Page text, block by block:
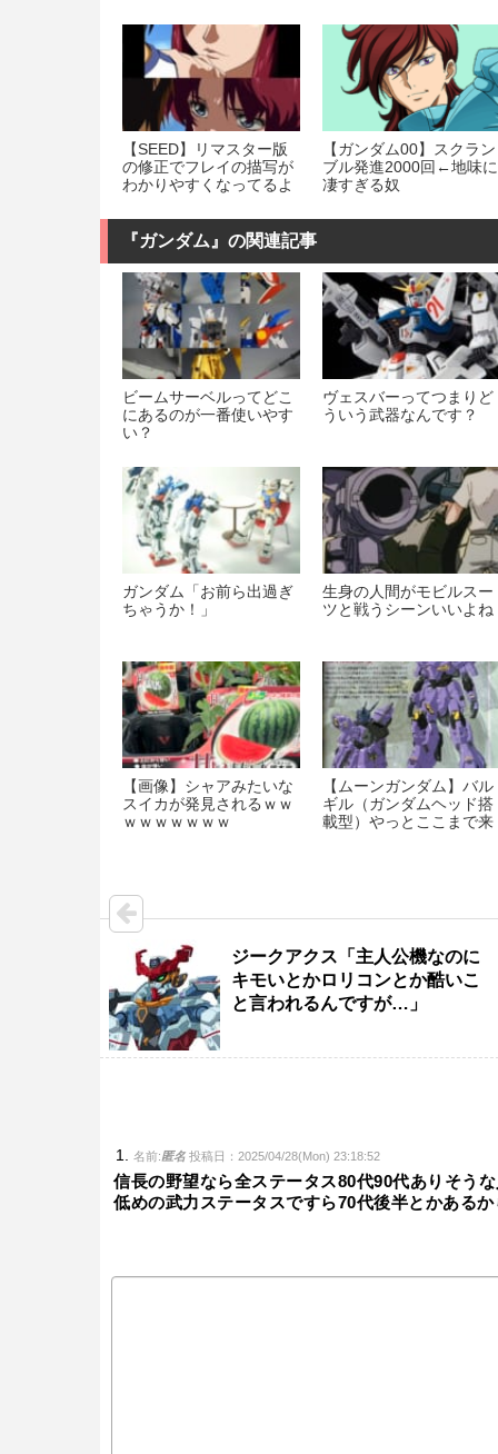
【SEED】リマスター版
の修正でフレイの描写が
わかりやすくなってるよ
【ガンダム00】スクラン
ブル発進2000回←地味に
凄すぎる奴
『ガンダム』の関連記事
ビームサーベルってどこ
にあるのが一番使いやす
い？
ヴェスバーってつまりど
ういう武器なんです？
ガンダム「お前ら出過ぎ
ちゃうか！」
生身の人間がモビルスー
ツと戦うシーンいいよね
【画像】シャアみたいな
スイカが発見されるｗｗ
ｗｗｗｗｗｗｗ
【ムーンガンダム】バル
ギル（ガンダムヘッド搭
載型）やっとここまで来
ジークアクス「主人公機なのに
キモいとかロリコンとか酷いこ
と言われるんですが…」
名前:匿名 投稿日：2025/04/28(Mon) 23:18:52
信長の野望なら全ステータス80代90代ありそう
低めの武力ステータスですら70代後半とかある